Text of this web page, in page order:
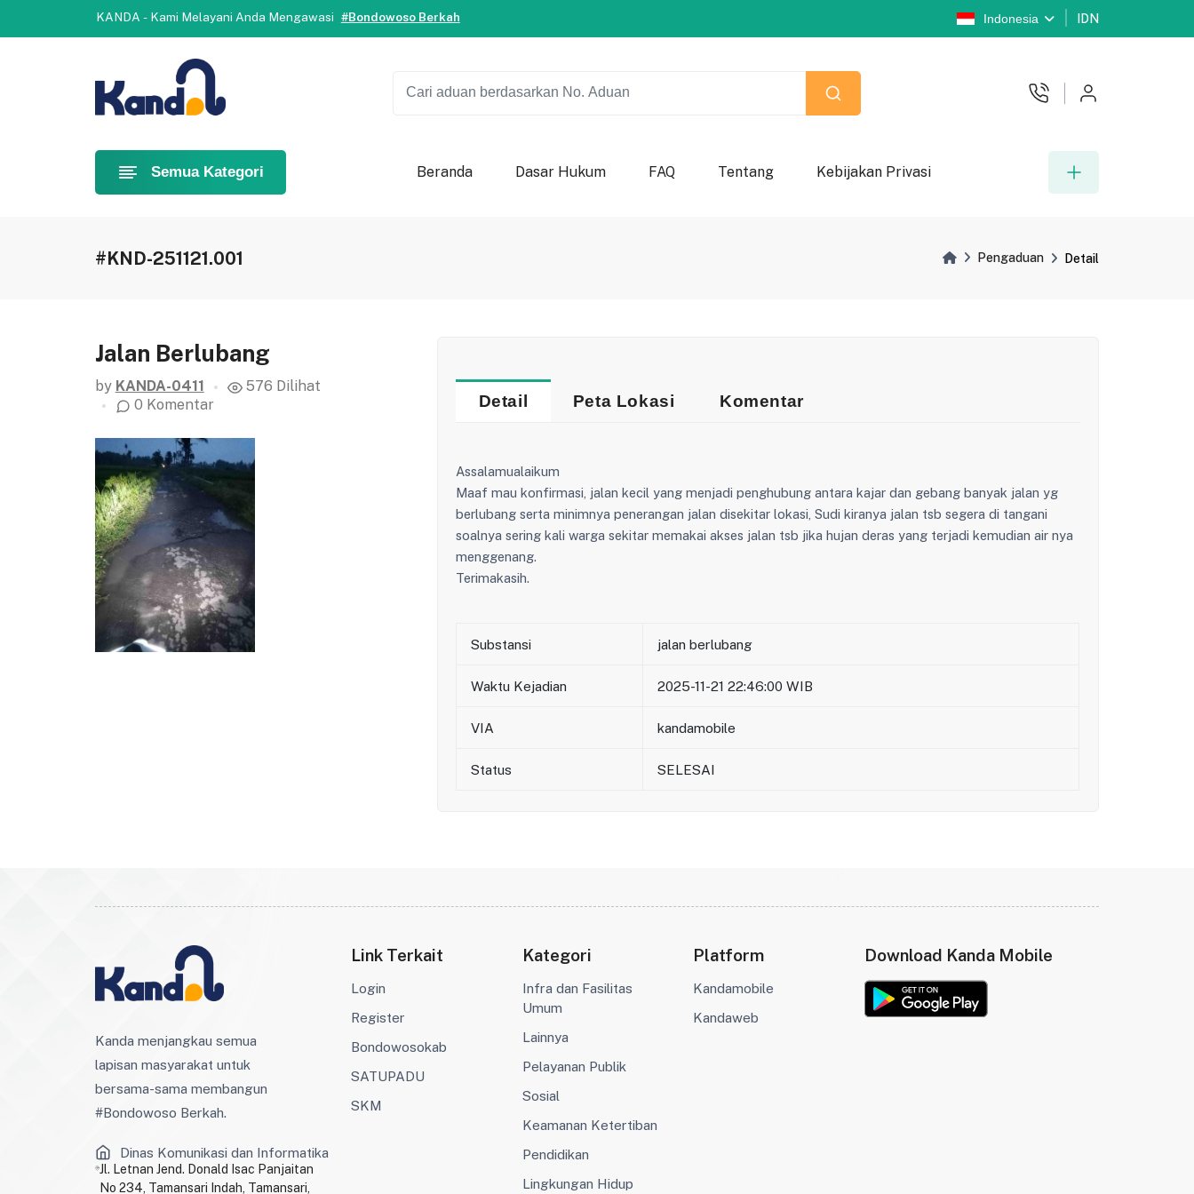
KANDA - Kami Melayani Anda Mengawasi #Bondowoso Berkah
Indonesia IDN
Semua Kategori Beranda Dasar Hukum FAQ Tentang Kebijakan Privasi
#KND-251121.001 Pengaduan Detail
Jalan Berlubang
by KANDA-0411
576 Dilihat
0 Komentar
Detail Peta Lokasi Komentar
Assalamualaikum
Maaf mau konfirmasi, jalan kecil yang menjadi penghubung antara kajar dan gebang banyak jalan yg
berlubang serta minimnya penerangan jalan disekitar lokasi, Sudi kiranya jalan tsb segera di tangani
soalnya sering kali warga sekitar memakai akses jalan tsb jika hujan deras yang terjadi kemudian air nya
menggenang.
Terimakasih.
Substansi jalan berlubang
Waktu Kejadian 2025-11-21 22:46:00 WIB
VIA kandamobile
Status SELESAI
Kanda menjangkau semua
lapisan masyarakat untuk
bersama-sama membangun
#Bondowoso Berkah.
Dinas Komunikasi dan Informatika
Jl. Letnan Jend. Donald Isac Panjaitan
No 234, Tamansari Indah, Tamansari,
Link Terkait
Login
Register
Bondowosokab
SATUPADU
SKM
Kategori
Infra dan Fasilitas
Umum
Lainnya
Pelayanan Publik
Sosial
Keamanan Ketertiban
Pendidikan
Lingkungan Hidup
Platform
Kandamobile
Kandaweb
Download Kanda Mobile